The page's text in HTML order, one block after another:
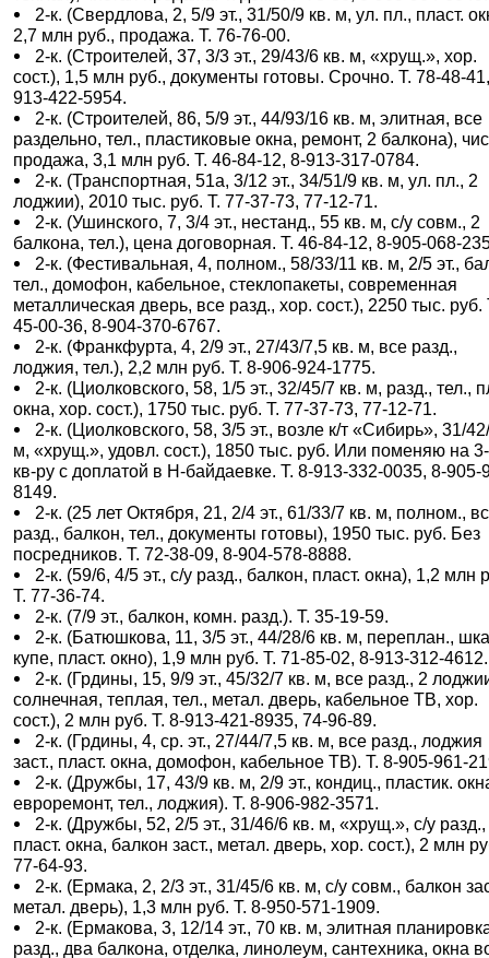
2-к. (Свердлова, 2, 5/9 эт., 31/50/9 кв. м, ул. пл., пласт.
2,7 млн руб., продажа. Т. 76-76-00.
2-к. (Строителей, 37, 3/3 эт., 29/43/6 кв. м, «хрущ.», хор.
сост.), 1,5 млн руб., документы готовы. Срочно. Т. 78-48-
913-422-5954.
2-к. (Строителей, 86, 5/9 эт., 44/93/16 кв. м, элитная, все
раздельно, тел., пластиковые окна, ремонт, 2 балкона),
продажа, 3,1 млн руб. Т. 46-84-12, 8-913-317-0784.
2-к. (Транспортная, 51а, 3/12 эт., 34/51/9 кв. м, ул. пл., 2
лоджии), 2010 тыс. руб. Т. 77-37-73, 77-12-71.
2-к. (Ушинского, 7, 3/4 эт., нестанд., 55 кв. м, с/у совм., 2
балкона, тел.), цена договорная. Т. 46-84-12, 8-905-068-
2-к. (Фестивальная, 4, полном., 58/33/11 кв. м, 2/5 эт.,
тел., домофон, кабельное, стеклопакеты, современная
металлическая дверь, все разд., хор. сост.), 2250 тыс. руб.
45-00-36, 8-904-370-6767.
2-к. (Франкфурта, 4, 2/9 эт., 27/43/7,5 кв. м, все разд.,
лоджия, тел.), 2,2 млн руб. Т. 8-906-924-1775.
2-к. (Циолковского, 58, 1/5 эт., 32/45/7 кв. м, разд., тел.,
окна, хор. сост.), 1750 тыс. руб. Т. 77-37-73, 77-12-71.
2-к. (Циолковского, 58, 3/5 эт., возле к/т «Сибирь», 31/
м, «хрущ.», удовл. сост.), 1850 тыс. руб. Или поменяю на
кв-ру с доплатой в Н-байдаевке. Т. 8-913-332-0035, 8-905-
8149.
2-к. (25 лет Октября, 21, 2/4 эт., 61/33/7 кв. м, полном.,
разд., балкон, тел., документы готовы), 1950 тыс. руб. Без
посредников. Т. 72-38-09, 8-904-578-8888.
2-к. (59/6, 4/5 эт., с/у разд., балкон, пласт. окна), 1,2 млн
Т. 77-36-74.
2-к. (7/9 эт., балкон, комн. разд.). Т. 35-19-59.
2-к. (Батюшкова, 11, 3/5 эт., 44/28/6 кв. м, переплан.,
купе, пласт. окно), 1,9 млн руб. Т. 71-85-02, 8-913-312-4612.
2-к. (Грдины, 15, 9/9 эт., 45/32/7 кв. м, все разд., 2
солнечная, теплая, тел., метал. дверь, кабельное ТВ, хор.
сост.), 2 млн руб. Т. 8-913-421-8935, 74-96-89.
2-к. (Грдины, 4, ср. эт., 27/44/7,5 кв. м, все разд., лоджия
заст., пласт. окна, домофон, кабельное ТВ). Т. 8-905-961-
2-к. (Дружбы, 17, 43/9 кв. м, 2/9 эт., кондиц., пластик.
евроремонт, тел., лоджия). Т. 8-906-982-3571.
2-к. (Дружбы, 52, 2/5 эт., 31/46/6 кв. м, «хрущ.», с/у разд.,
пласт. окна, балкон заст., метал. дверь, хор. сост.), 2 млн
77-64-93.
2-к. (Ермака, 2, 2/3 эт., 31/45/6 кв. м, с/у совм., балкон
метал. дверь), 1,3 млн руб. Т. 8-950-571-1909.
2-к. (Ермакова, 3, 12/14 эт., 70 кв. м, элитная
разд., два балкона, отделка, линолеум, сантехника, окна